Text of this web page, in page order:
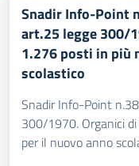
Snadir Info-Point
art.25 legge 300/
1.276 posti in più
scolastico
Snadir Info-Point
300/1970. Organici
per il nuovo anno